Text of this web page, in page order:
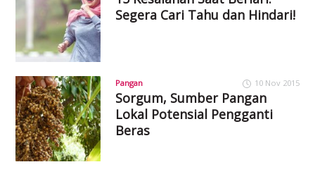
Segera Cari Tahu dan Hindari!
Pangan 10 Nov 2015
Sorgum, Sumber Pangan
Lokal Potensial Pengganti
Beras